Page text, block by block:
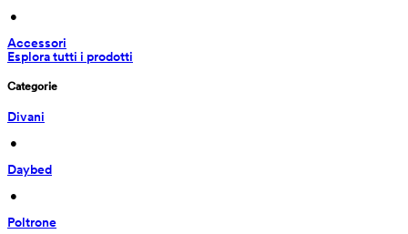
•
Accessori
Esplora tutti i prodotti
Categorie
Divani
•
Daybed
•
Poltrone